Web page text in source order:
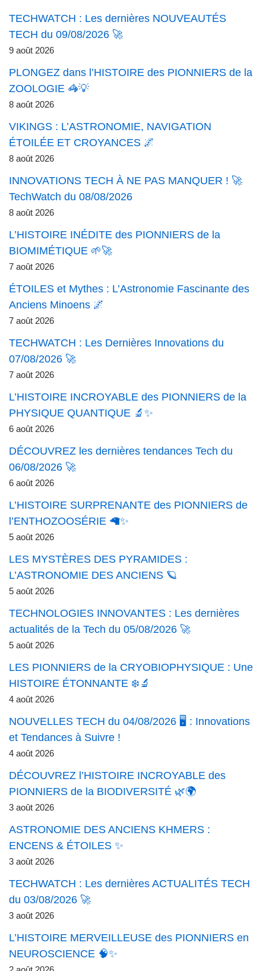
TECHWATCH : Les dernières NOUVEAUTÉS
TECH du 09/08/2026 🚀
9 août 2026
PLONGEZ dans l’HISTOIRE des PIONNIERS de la
ZOOLOGIE 🦓💡
8 août 2026
VIKINGS : L’ASTRONOMIE, NAVIGATION
ÉTOILÉE ET CROYANCES 🌌
8 août 2026
INNOVATIONS TECH À NE PAS MANQUER ! 🚀
TechWatch du 08/08/2026
8 août 2026
L’HISTOIRE INÉDITE des PIONNIERS de la
BIOMIMÉTIQUE 🌱🚀
7 août 2026
ÉTOILES et Mythes : L’Astronomie Fascinante des
Anciens Minoens 🌌
7 août 2026
TECHWATCH : Les Dernières Innovations du
07/08/2026 🚀
7 août 2026
L’HISTOIRE INCROYABLE des PIONNIERS de la
PHYSIQUE QUANTIQUE 🔬✨
6 août 2026
DÉCOUVREZ les dernières tendances Tech du
06/08/2026 🚀
6 août 2026
L’HISTOIRE SURPRENANTE des PIONNIERS de
l’ENTHOZOOSÉRIE 🦙✨
5 août 2026
LES MYSTÈRES DES PYRAMIDES :
L’ASTRONOMIE DES ANCIENS 🪐
5 août 2026
TECHNOLOGIES INNOVANTES : Les dernières
actualités de la Tech du 05/08/2026 🚀
5 août 2026
LES PIONNIERS de la CRYOBIOPHYSIQUE : Une
HISTOIRE ÉTONNANTE ❄️🔬
4 août 2026
NOUVELLES TECH du 04/08/2026 🖥️ : Innovations
et Tendances à Suivre !
4 août 2026
DÉCOUVREZ l’HISTOIRE INCROYABLE des
PIONNIERS de la BIODIVERSITÉ 🌿🌍
3 août 2026
ASTRONOMIE DES ANCIENS KHMERS :
ENCENS & ÉTOILES ✨
3 août 2026
TECHWATCH : Les dernières ACTUALITÉS TECH
du 03/08/2026 🚀
3 août 2026
L’HISTOIRE MERVEILLEUSE des PIONNIERS en
NEUROSCIENCE 🧠✨